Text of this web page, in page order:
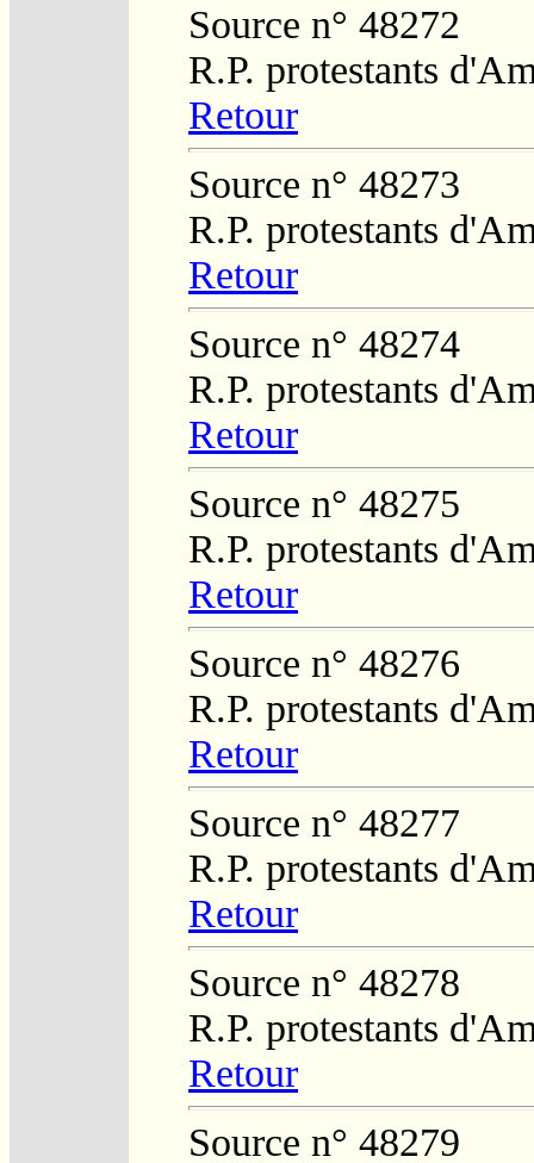
Source n° 48272
R.P. protestants
Retour
Source n° 48273
R.P. protestants
Retour
Source n° 48274
R.P. protestants
Retour
Source n° 48275
R.P. protestants
Retour
Source n° 48276
R.P. protestants
Retour
Source n° 48277
R.P. protestants
Retour
Source n° 48278
R.P. protestants
Retour
Source n° 48279